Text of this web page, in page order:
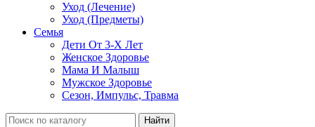
Уход (Лечение)
Уход (Предметы)
Семья
Дети От 3-Х Лет
Женское Здоровье
Мама И Малыш
Мужское Здоровье
Сезон, Импульс, Травма
Найти